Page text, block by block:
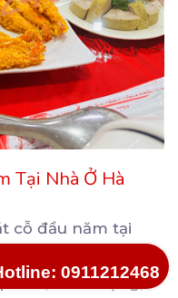
Tại Nhà Ở Hà
cỗ đầu năm tại
tại Hà Nội. Thực
dẫn, chất lượng,
0911212468